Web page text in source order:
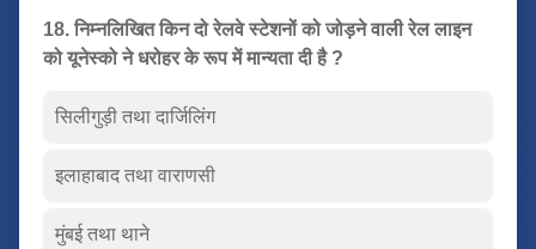
18. निम्नलिखित किन दो रेलवे स्टेशनों को जोड़ने वाली रेल लाइन
को यूनेस्को ने धरोहर के रूप में मान्यता दी है ?
सिलीगुड़ी तथा दार्जिलिंग
इलाहाबाद तथा वाराणसी
मुंबई तथा थाने